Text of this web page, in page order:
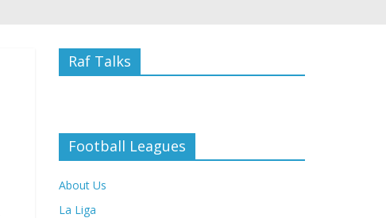
Raf Talks
Football Leagues
About Us
La Liga